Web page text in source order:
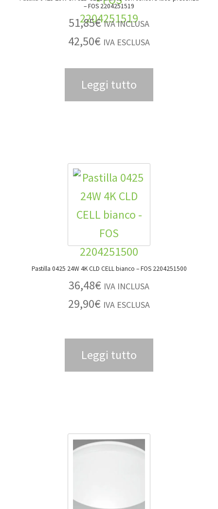
– FOS 2204251519
51,85€ IVA INCLUSA
42,50€ IVA ESCLUSA
Leggi tutto
Pastilla 0425 24W 4K CLD CELL bianco – FOS 2204251500
36,48€ IVA INCLUSA
29,90€ IVA ESCLUSA
Leggi tutto